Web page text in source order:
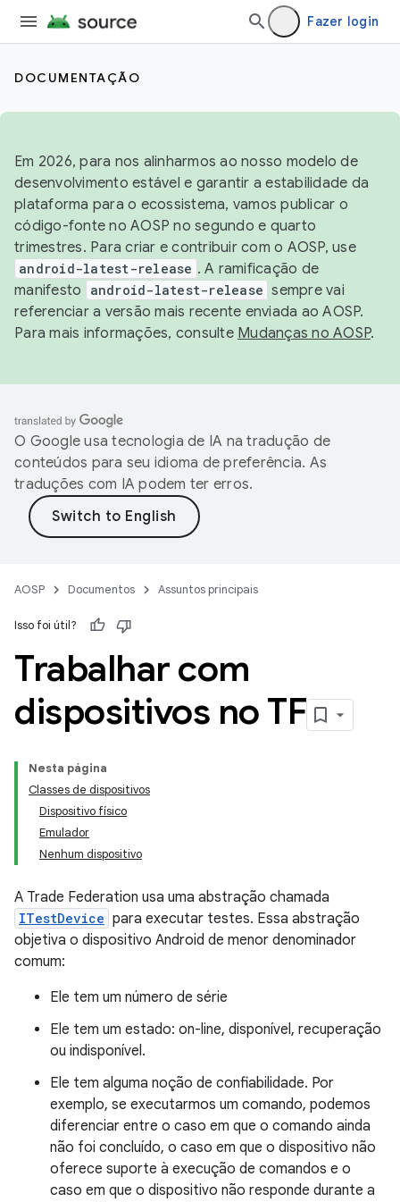
Fazer login
DOCUMENTAÇÃO
Em 2026, para nos alinharmos ao nosso modelo de
desenvolvimento estável e garantir a estabilidade da
plataforma para o ecossistema, vamos publicar o
código-fonte no AOSP no segundo e quarto
trimestres. Para criar e contribuir com o AOSP, use
android-latest-release . A ramificação de
manifesto
android-latest-release sempre vai
referenciar a versão mais recente enviada ao AOSP.
Para mais informações, consulte Mudanças no AOSP.
O Google usa tecnologia de IA na tradução de
conteúdos para seu idioma de preferência. As
traduções com IA podem ter erros.
AOSP Documentos Assuntos principais
Isso foi útil?
Trabalhar com
dispositivos no TF
Nesta página
Classes de dispositivos
Dispositivo físico
Emulador
Nenhum dispositivo
A Trade Federation usa uma abstração chamada
ITestDevice para executar testes. Essa abstração
objetiva o dispositivo Android de menor denominador
comum:
Ele tem um número de série
Ele tem um estado: on-line, disponível, recuperação
ou indisponível.
Ele tem alguma noção de confiabilidade. Por
exemplo, se executarmos um comando, podemos
diferenciar entre o caso em que o comando ainda
não foi concluído, o caso em que o dispositivo não
oferece suporte à execução de comandos e o
caso em que o dispositivo não responde durante a